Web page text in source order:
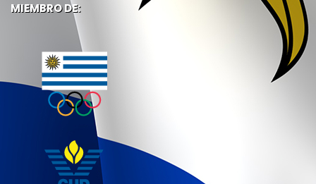
MIEMBRO DE: